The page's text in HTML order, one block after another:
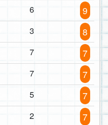
6 9
3 8
7 7
7 7
5 7
2 7